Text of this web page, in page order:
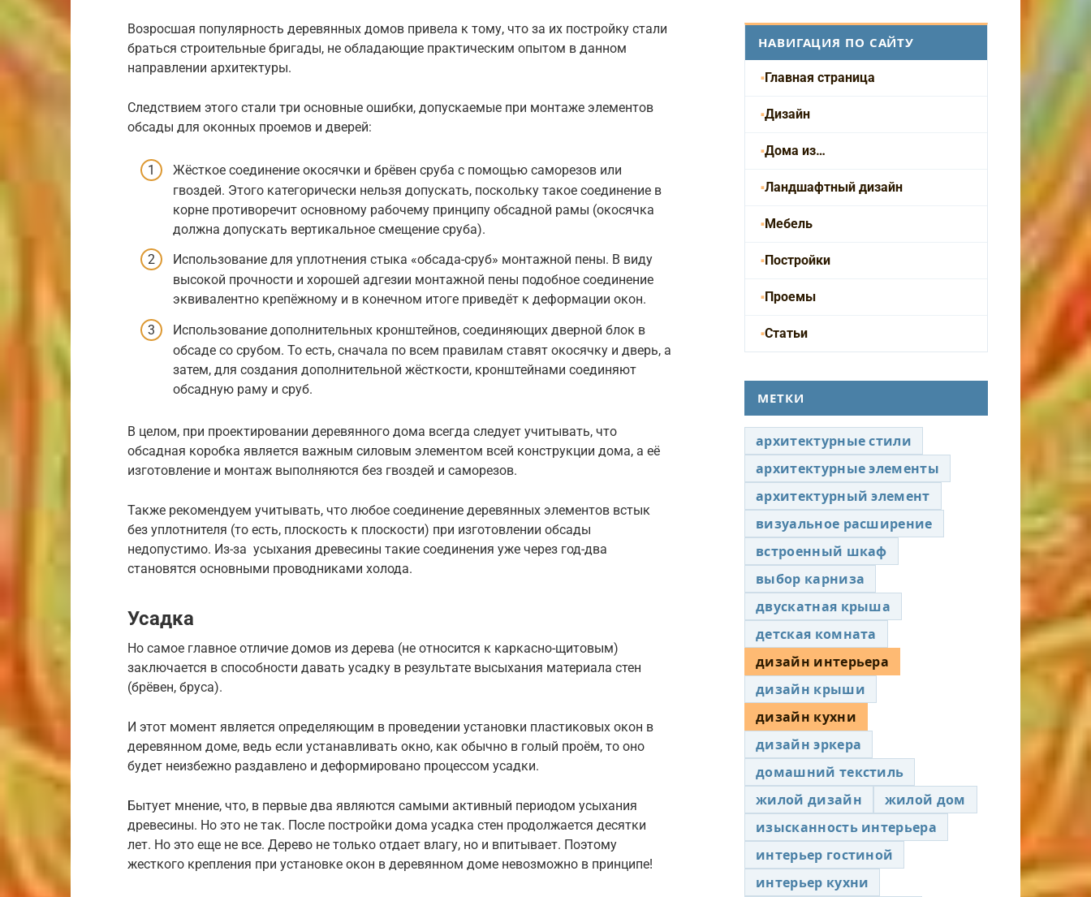
Возросшая популярность деревянных домов привела к тому, что за их постройку стали
браться строительные бригады, не обладающие практическим опытом в данном
направлении архитектуры.
Следствием этого стали три основные ошибки, допускаемые при монтаже элементов
обсады для оконных проемов и дверей:
Жёсткое соединение окосячки и брёвен сруба с помощью саморезов или
гвоздей. Этого категорически нельзя допускать, поскольку такое соединение в
корне противоречит основному рабочему принципу обсадной рамы (окосячка
должна допускать вертикальное смещение сруба).
Использование для уплотнения стыка «обсада-сруб» монтажной пены. В виду
высокой прочности и хорошей адгезии монтажной пены подобное соединение
эквивалентно крепёжному и в конечном итоге приведёт к деформации окон.
Использование дополнительных кронштейнов, соединяющих дверной блок в
обсаде со срубом. То есть, сначала по всем правилам ставят окосячку и дверь, а
затем, для создания дополнительной жёсткости, кронштейнами соединяют
обсадную раму и сруб.
В целом, при проектировании деревянного дома всегда следует учитывать, что
обсадная коробка является важным силовым элементом всей конструкции дома, а её
изготовление и монтаж выполняются без гвоздей и саморезов.
Также рекомендуем учитывать, что любое соединение деревянных элементов встык
без уплотнителя (то есть, плоскость к плоскости) при изготовлении обсады
недопустимо. Из-за усыхания древесины такие соединения уже через год-два
становятся основными проводниками холода.
Усадка
Но самое главное отличие домов из дерева (не относится к каркасно-щитовым)
заключается в способности давать усадку в результате высыхания материала стен
(брёвен, бруса).
И этот момент является определяющим в проведении установки пластиковых окон в
деревянном доме, ведь если устанавливать окно, как обычно в голый проём, то оно
будет неизбежно раздавлено и деформировано процессом усадки.
Бытует мнение, что, в первые два являются самыми активный периодом усыхания
древесины. Но это не так. После постройки дома усадка стен продолжается десятки
лет. Но это еще не все. Дерево не только отдает влагу, но и впитывает. Поэтому
жесткого крепления при установке окон в деревянном доме невозможно в принципе!
НАВИГАЦИЯ ПО САЙТУ
Главная страница
Дизайн
Дома из…
Ландшафтный дизайн
Мебель
Постройки
Проемы
Статьи
МЕТКИ
архитектурные стили
архитектурные элементы
архитектурный элемент
визуальное расширение
встроенный шкаф
выбор карниза
двускатная крыша
детская комната
дизайн интерьера
дизайн крыши
дизайн кухни
дизайн эркера
домашний текстиль
жилой дизайн
жилой дом
изысканность интерьера
интерьер гостиной
интерьер кухни